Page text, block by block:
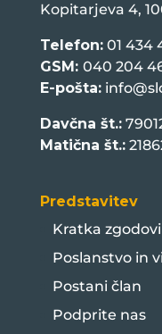
Kopitarjeva 4,
Telefon:01 434
GSM: 040 204
E-pošta:
Davčna št.:
Matična št.:
Predstavitev
Kratka
Poslanstvo in
Postani član
Podprite nas